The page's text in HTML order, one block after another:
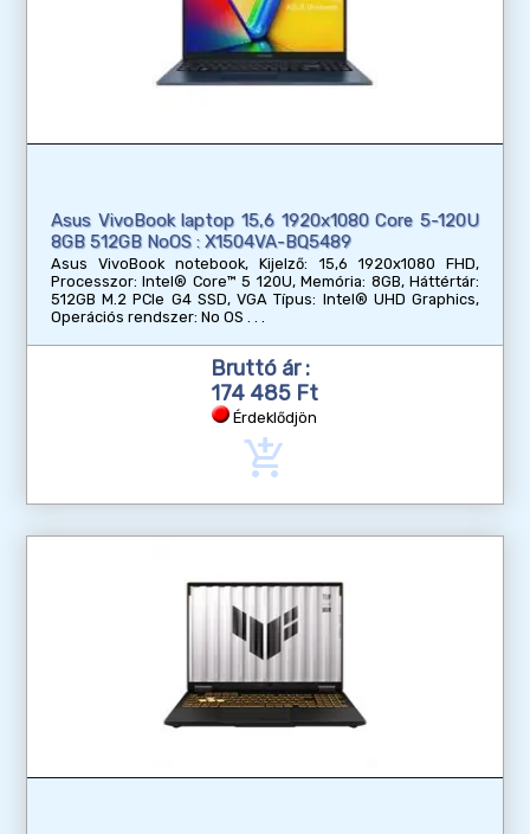
Asus VivoBook laptop 15,6 1920x1080 Core 5-120U
8GB 512GB NoOS : X1504VA-BQ5489
Asus VivoBook notebook, Kijelző: 15,6 1920x1080 FHD,
Processzor: Intel® Core™ 5 120U, Memória: 8GB, Háttértár:
512GB M.2 PCIe G4 SSD, VGA Típus: Intel® UHD Graphics,
Operációs rendszer: No OS
Bruttó ár :
174 485 Ft
Érdeklődjön
add_shopping_cart